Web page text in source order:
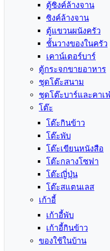
ตู้ซิงค์ล้างจาน
ซิงค์ล้างจาน
ตู้แขวนผนังครัว
ชั้นวางของในครัว
เคาน์เตอร์บาร์
ตู้กระจกขายอาหาร
ชุดโต๊ะสนาม
ชุดโต๊ะบาร์และคาเฟ่
โต๊ะ
โต๊ะกินข้าว
โต๊ะพับ
โต๊ะเขียนหนังสือ
โต๊ะกลางโซฟา
โต๊ะญี่ปุ่น
โต๊ะสแตนเลส
เก้าอี้
เก้าอี้พับ
เก้าอี้กินข้าว
ของใช้ในบ้าน